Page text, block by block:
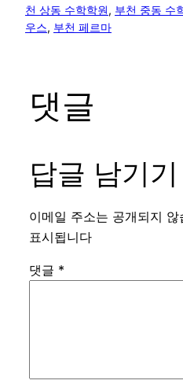
천 상동 수학학원, 부천 중동 수
우스, 부천 페르마
댓글
답글 남기기
이메일 주소는 공개되지 않
표시됩니다
댓글 *